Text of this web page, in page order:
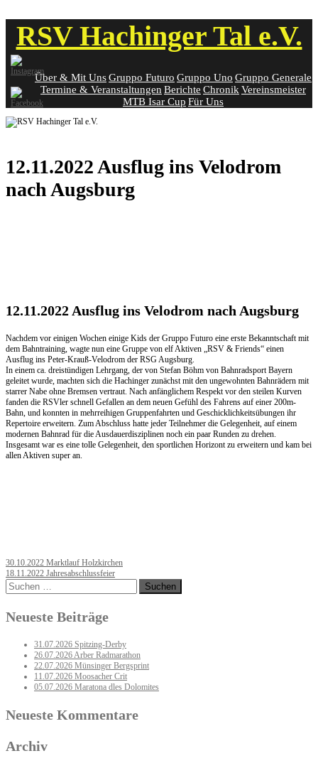
content
RSV Hachinger Tal e.V.
Über & Mit UnsGruppo Futuro Gruppo Uno Gruppo Generale
Termine & Veranstaltungen Berichte Chronik Vereinsmeister
MTB Isar Cup Für Uns
12.11.2022 Ausflug ins Velodrom
nach Augsburg
12.11.2022 Ausflug ins Velodrom nach Augsburg
Nachdem vor einigen Wochen einige Kids der Gruppo Futuro eine erste Bekanntschaft mit
dem Bahntraining, wagte nun eine Gruppe von elf Aktiven „RSV & Friends“ einen
Ausflug ins Peter-Krauß-Velodrom der RSG Augsburg.
In einem ca. dreistündigen Lehrgang, der von Stefan Böhm von Bahnradsport Bayern
geleitet wurde, machten sich die Hachinger zunächst mit den ungewohnten Bahnrädern mit
starrer Nabe ohne Bremsen vertraut. Nach anfänglichem Respekt vor den steilen Kurven
fanden die RSVler schnell Gefallen an dem neuen Gefühl des Fahrens auf einer 200m-
Bahn, und konnten in mehrreihigen Gruppenfahrten und Geschicklichkeitsübungen ihr
Repertoire erweitern. Zum Abschluss hatte jeder Teilnehmer die Gelegenheit, auf einem
modernen Bahnrad für die Ausdauerdisziplinen noch ein paar Runden zu drehen.
Insgesamt war es eine tolle Gelegenheit, den sportlichen Horizont zu erweitern und kam bei
allen Aktiven super an.
Post
navigation
30.10.2022 Marktlauf Holzkirchen
18.11.2022 Jahresabschlussfeier
Suchen
nach:
Neueste Beiträge
31.07.2026 Spitzing-Derby
26.07.2026 Arber Radmarathon
22.07.2026 Münsinger Bergsprint
11.07.2026 Moosacher Crit
05.07.2026 Maratona dles Dolomites
Neueste Kommentare
Archiv